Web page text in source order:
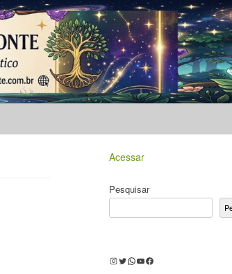
Acessar
Pesquisar
Instagram
Twitter
WhatsApp
Youtube
Facebook